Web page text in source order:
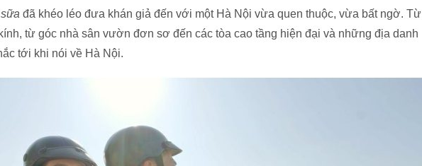
đã khéo léo đưa khán giả đến với một Hà Nội vừa quen thuộc, vừa bất ngờ. Từ
từ góc nhà sân vườn đơn sơ đến các tòa cao tầng hiện đại và những địa danh
tới khi nói về Hà Nội.